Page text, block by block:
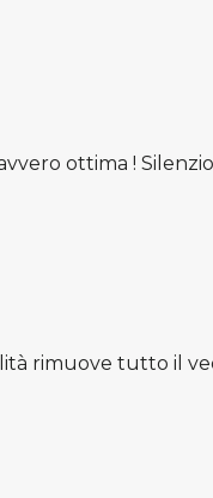
ottima !
rimuove tutto il